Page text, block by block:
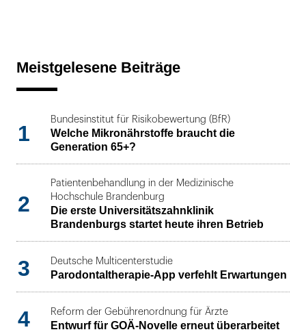
Meistgelesene Beiträge
1
Bundesinstitut für Risikobewertung (BfR)
Welche Mikronährstoffe braucht die
Generation 65+?
2
Patientenbehandlung in der Medizinische
Hochschule Brandenburg
Die erste Universitätszahnklinik
Brandenburgs startet heute ihren Betrieb
3 Deutsche Multicenterstudie
Parodontaltherapie-App verfehlt Erwartungen
4 Reform der Gebührenordnung für Ärzte
Entwurf für GOÄ-Novelle erneut überarbeitet